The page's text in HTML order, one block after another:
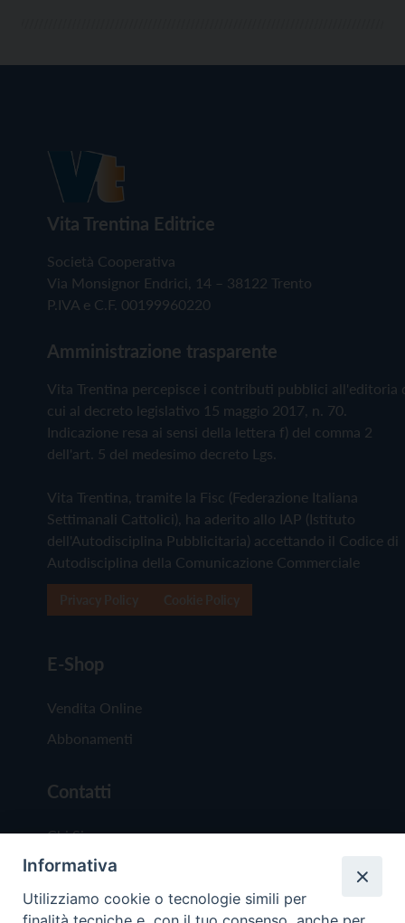
Vita Trentina Editrice
Società Cooperativa
Via Monsignor Endrici, 14 – 38122 Trento
P.IVA e C.F. 00199960220
Amministrazione trasparente
Vita Trentina percepisce i contributi pubblici all'editoria
cui al decreto legislativo 15 maggio 2017, n. 70.
Indicazione resa ai sensi della lettera f) del comma 2
dell'art. 5 del medesimo decreto Lgs.
Vita Trentina, tramite la Fisc (Federazione Italiana
Settimanali Cattolici), ha aderito allo IAP (Istituto
dell'Autodisciplina Pubblicitaria) accettando il Codice di
Autodisciplina della Comunicazione Commerciale
E-Shop
Vendita Online
Abbonamenti
Contatti
Chi Siamo
Redazione
Scrivici
Informativa
Utilizziamo cookie o tecnologie simili per